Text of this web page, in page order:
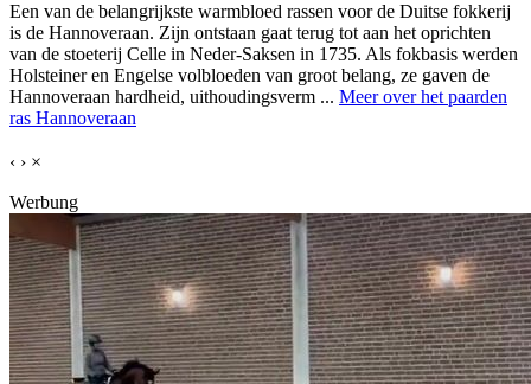
Een van de belangrijkste warmbloed rassen voor de Duitse fokkerij
is de Hannoveraan. Zijn ontstaan gaat terug tot aan het oprichten
van de stoeterij Celle in Neder-Saksen in 1735. Als fokbasis werden
Holsteiner en Engelse volbloeden van groot belang, ze gaven de
Hannoveraan hardheid, uithoudingsverm ... Meer over het paarden
ras Hannoveraan
‹ › ×
Werbung